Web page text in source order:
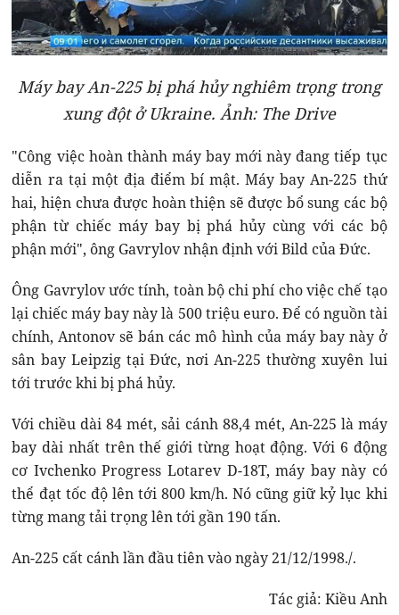
Máy bay An-225 bị phá hủy nghiêm trọng trong
xung đột ở Ukraine. Ảnh: The Drive
"Công việc hoàn thành máy bay mới này đang tiếp tục
diễn ra tại một địa điểm bí mật. Máy bay An-225 thứ
hai, hiện chưa được hoàn thiện sẽ được bổ sung các bộ
phận từ chiếc máy bay bị phá hủy cùng với các bộ
phận mới", ông Gavrylov nhận định với Bild của Đức.
Ông Gavrylov ước tính, toàn bộ chi phí cho việc chế tạo
lại chiếc máy bay này là 500 triệu euro. Để có nguồn tài
chính, Antonov sẽ bán các mô hình của máy bay này ở
sân bay Leipzig tại Đức, nơi An-225 thường xuyên lui
tới trước khi bị phá hủy.
Với chiều dài 84 mét, sải cánh 88,4 mét, An-225 là máy
bay dài nhất trên thế giới từng hoạt động. Với 6 động
cơ Ivchenko Progress Lotarev D-18T, máy bay này có
thể đạt tốc độ lên tới 800 km/h. Nó cũng giữ kỷ lục khi
từng mang tải trọng lên tới gần 190 tấn.
An-225 cất cánh lần đầu tiên vào ngày 21/12/1998./.
Tác giả: Kiều Anh